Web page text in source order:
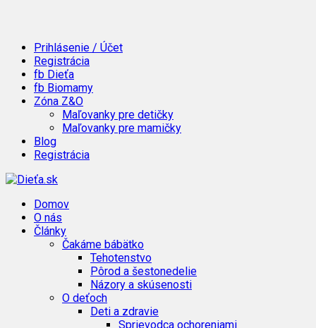
Prihlásenie / Účet
Registrácia
fb Dieťa
fb Biomamy
Zóna Z&O
Maľovanky pre detičky
Maľovanky pre mamičky
Blog
Registrácia
Domov
O nás
Články
Čakáme bábätko
Tehotenstvo
Pôrod a šestonedelie
Názory a skúsenosti
O deťoch
Deti a zdravie
Sprievodca ochoreniami